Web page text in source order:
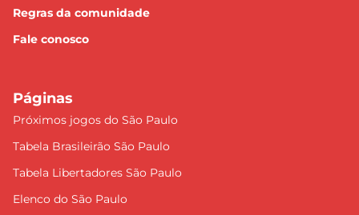
Regras da comunidade
Fale conosco
Páginas
Próximos jogos do São Paulo
Tabela Brasileirão São Paulo
Tabela Libertadores São Paulo
Elenco do São Paulo